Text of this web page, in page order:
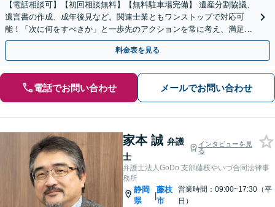
【電話相談可】【初回相談無料】【無料駐車場完備】 遺産分割協議、
遺言書の作成、成年後見など。関連士業ともワンストップで対応可
能！「次に何をすべきか」と一歩先のアクションを常に考え、満足度
の高い解決を目指します
料金表を見る
電話でお問い合わせ メールでお問い合わせ
家本 誠 弁護
士
インタビューを見
る
弁護士法人GoDo 支部藤枝やいづ合同法律事
務所
静岡
県
|
藤枝
市
営業時間：09:00~17:30（平
日）